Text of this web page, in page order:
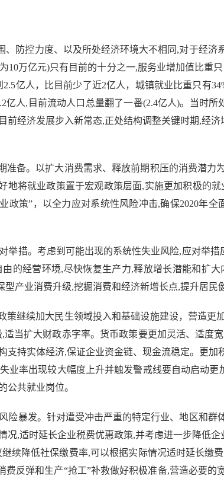
防控力度、以及所处经济环境大不相同,对于经济
10万亿元)只有目前的十分之一,服务业增加值比重
亿人，比目前少了近2亿人，城镇就业比重只有
亿人,目前流动人口总量翻了一番(2.4亿人)。当时
前经济发展步入新常态,正处结构调整关键时期,经
备。以扩大消费需求、释放前期积压的消费潜力
将就业政策置于宏观政策层面,实施更加积极的
政策”，以全力应对系统性风险冲击,确保2020年
措。考虑到可能出现的系统性失业风险,应对举措
的经营环境,尽快恢复生产力,释放增长潜能和扩
产业消费升级,挖掘消费和经济新增长点,提升居民
继续加大民生领域投入和基础设施建设，营造更
当扩大财政赤字率。货币政策要更加灵活、适度
支持实体经济,保证企业资金链、现金流稳定。更
业率出现较大幅度上升并触发警戒线要自动启动
公共就业岗位。
暴发。针对遭受冲击严重的特定行业、地区和群
况,适时延长企业税费优惠政策,并考虑进一步降低
续降低社保缴费率,可以根据实际情况适时延长缴
反弹和生产“抢工”补救做好积极准备,营造必要的